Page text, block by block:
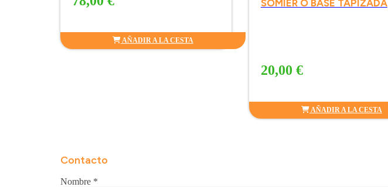
AÑADIR A LA CESTA
SOMIER O BASE TAPIZADA
20,00 €
AÑADIR A LA CESTA
Contacto
Nombre *